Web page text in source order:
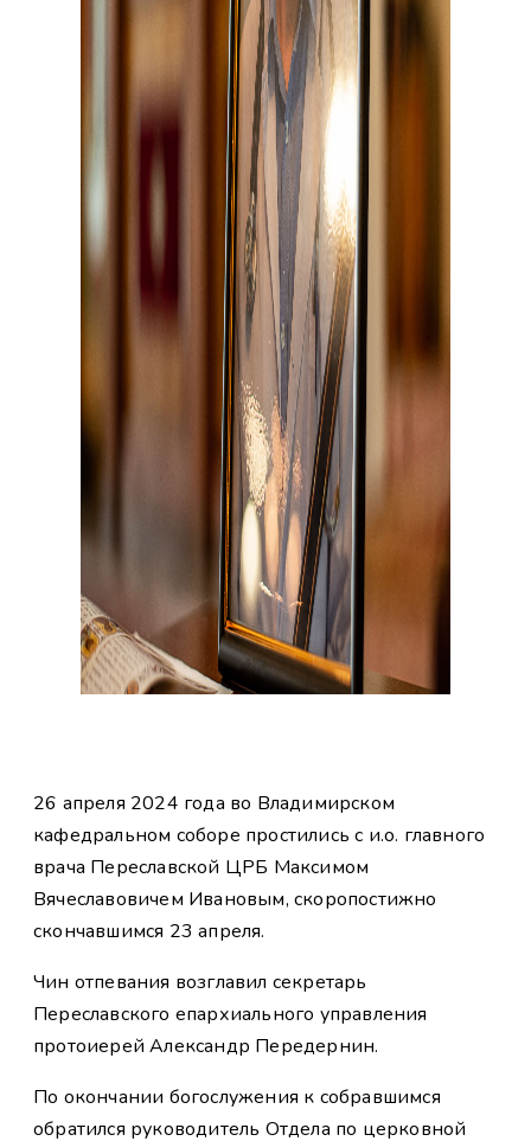
26 апреля 2024 года во Владимирском
кафедральном соборе простились с и.о. главного
врача Переславской ЦРБ Максимом
Вячеславовичем Ивановым, скоропостижно
скончавшимся 23 апреля.
Чин отпевания возглавил секретарь
Переславского епархиального управления
протоиерей Александр Передернин.
По окончании богослужения к собравшимся
обратился руководитель Отдела по церковной